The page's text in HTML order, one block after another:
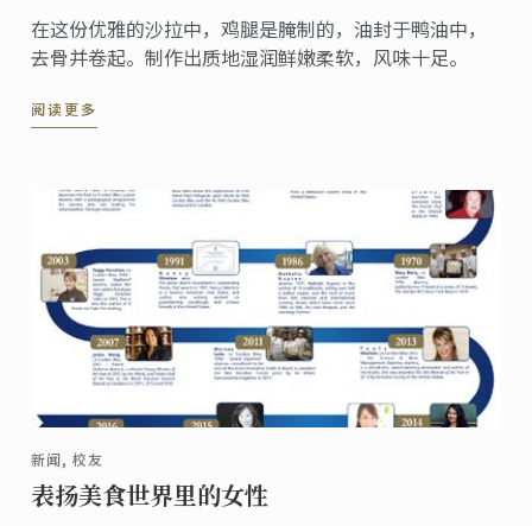
在这份优雅的沙拉中，鸡腿是腌制的，油封于鸭油中，
去骨并卷起。制作出质地湿润鲜嫩柔软，风味十足。
阅读更多
新闻, 校友
表扬美食世界里的女性